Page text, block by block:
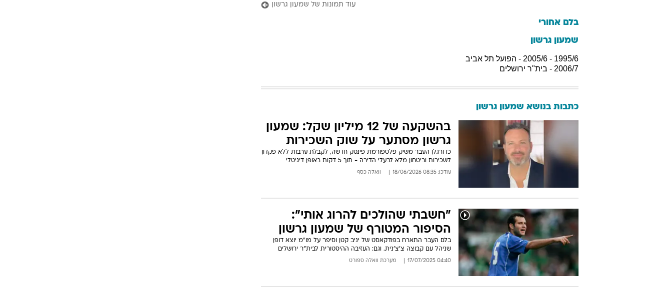
עוד תמונות של שמעון גרשון
בלם אחורי
שמעון גרשון
1995/6 - 2005/6 - הפועל תל אביב
2006/7 - בית"ר ירושלים
כתבות בנושא שמעון גרשון
בהשקעה של 12 מיליון שקל: שמעון
גרשון מסתער על שוק השכירות
כדורגלן העבר משיק פלטפורמת פינטק חדשה, לקבלת ערבות ללא פקדון
לשכירות וביטחון מלא לבעלי הדירה - תוך 5 דקות באופן דיגיטלי
עודכן: 08:35 18/06/2026 וואלה כסף
"חשבתי שהולכים להרוג אותי":
הסיפור המטורף של שמעון גרשון
בלם העבר התארח בפודקאסט של יניב קטן וסיפר על מו"מ יוצא דופן
שניהל עם קבוצה צ'צ'נית. וגם: העזיבה ההיסטורית לבית"ר ירושלים
04:40 17/07/2025 מערכת וואלה ספורט